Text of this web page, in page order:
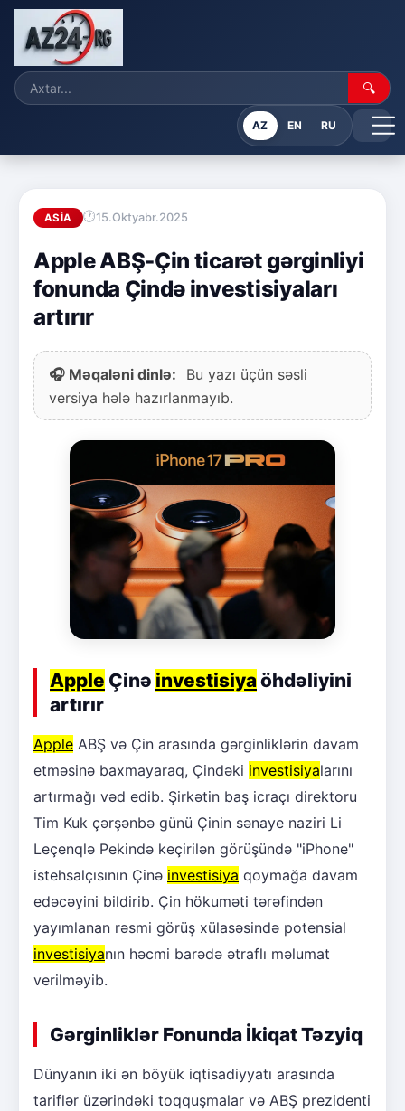
🔍
AZ EN RU
ASIA 15.Oktyabr.2025
Apple ABŞ-Çin ticarət gərginliyi
fonunda Çində investisiyaları
artırır
🎧 Məqaləni dinlə:
Bu yazı üçün səsli
versiya hələ hazırlanmayıb.
Apple Çinə investisiyaöhdəliyini
artırır
Apple ABŞ və Çin arasında gərginliklərin davam
etməsinə baxmayaraq, Çindəki investisiyalarını
artırmağı vəd edib. Şirkətin baş icraçı direktoru
Tim Kuk çərşənbə günü Çinin sənaye naziri Li
Leçenqlə Pekində keçirilən görüşündə "iPhone"
istehsalçısının Çinə investisiya qoymağa davam
edəcəyini bildirib. Çin hökuməti tərəfindən
yayımlanan rəsmi görüş xülasəsində potensial
investisiyanın həcmi barədə ətraflı məlumat
verilməyib.
Gərginliklər Fonunda İkiqat Təzyiq
Dünyanın iki ən böyük iqtisadiyyatı arasında
tariflər üzərindəki toqquşmalar və ABŞ prezidenti